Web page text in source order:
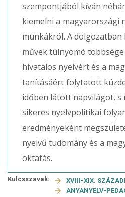
szempontjából kíván
kiemelni a magyarországi
munkákról. A
művek túlnyomó
hivatalos nyelvért és a
tanításáért folytatott
időben látott napvilágot, s
sikeres nyelvpolitikai
eredményeként
nyelvű tudomány és a
oktatás.
Kulcsszavak:
XVIII-XIX.
ANYANYELV-